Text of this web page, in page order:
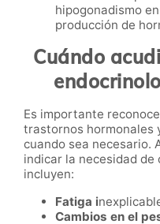
hipogonadismo
producción de
Cuándo
Es importante
trastornos hormonales
cuando sea necesario.
indicar la necesidad
incluyen:
Fatiga i
Cambios en el